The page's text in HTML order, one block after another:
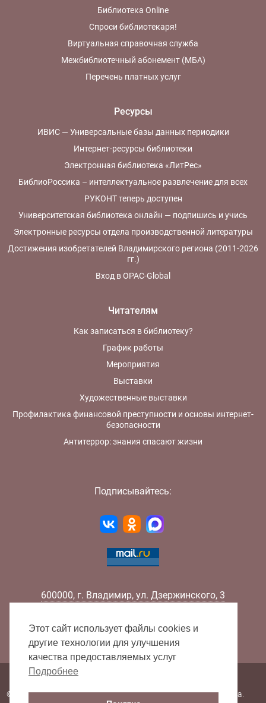
Библиотека Online
Спроси библиотекаря!
Виртуальная справочная служба
Межбиблиотечный абонемент (МБА)
Перечень платных услуг
Ресурсы
ИВИС — Универсальные базы данных периодики
Интернет-ресурсы библиотеки
Электронная библиотека «ЛитРес»
БиблиоРоссика – интеллектуальное развлечение для всех
РУКОНТ теперь доступен
Университетская библиотека онлайн — подпишись и учись
Электронные ресурсы отдела производственной литературы
Достижения изобретателей Владимирского региона (2011-2026
гг.)
Вход в OPAC-Global
Читателям
Как записаться в библиотеку?
График работы
Мероприятия
Выставки
Художественные выставки
Профилактика финансовой преступности и основы интернет-
безопасности
Антитеррор: знания спасают жизни
Подписывайтесь:
600000, г. Владимир, ул. Дзержинского, 3
Факс:
+7 (4922) 32-52-88
E-mail:
info@lib33.ru
© 2000 - 2026 Владимирская областная научная библиотека.
Этот сайт использует файлы cookies и
другие технологии для улучшения
качества предоставляемых услуг
Подробнее